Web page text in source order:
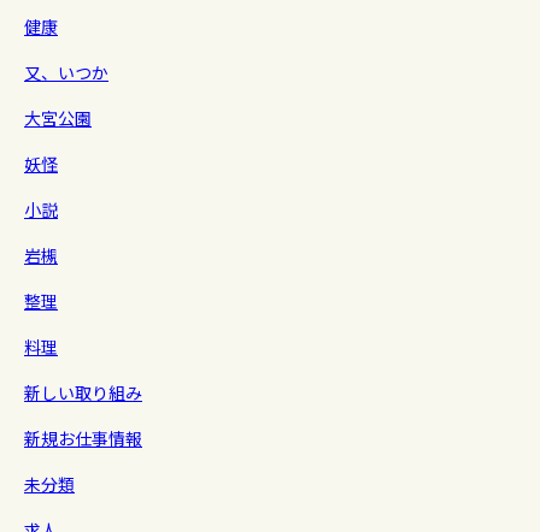
健康
又、いつか
大宮公園
妖怪
小説
岩槻
整理
料理
新しい取り組み
新規お仕事情報
未分類